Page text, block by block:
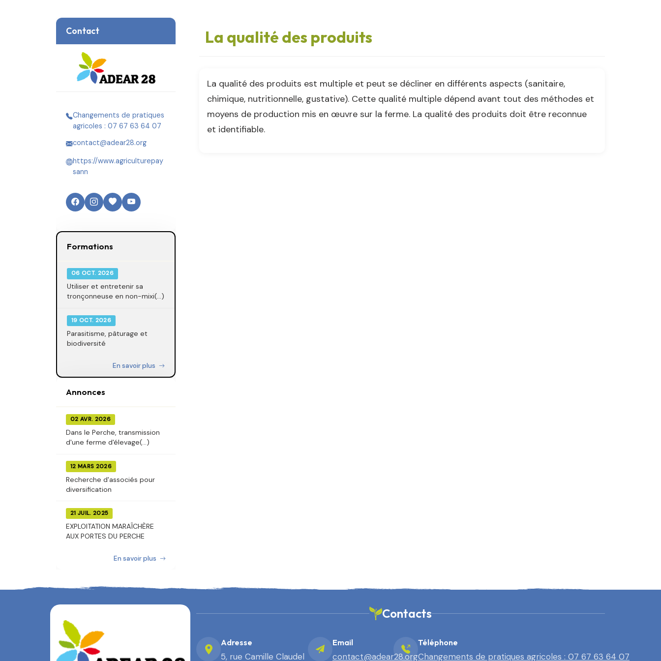
Contact
Changements de pratiques
agricoles : 07 67 63 64 07
contact@adear28.org
https://www.agriculturepay
sann
Formations
06 OCT. 2026
Utiliser et entretenir sa
tronçonneuse en non-mixi(...)
19 OCT. 2026
Parasitisme, pâturage et
biodiversité
En savoir plus
Annonces
02 AVR. 2026
Dans le Perche, transmission
d'une ferme d'élevage(...)
12 MARS 2026
Recherche d'associés pour
diversification
21 JUIL. 2025
EXPLOITATION MARAÎCHÈRE
AUX PORTES DU PERCHE
En savoir plus
La qualité des produits
La qualité des produits est multiple et peut se décliner en différents aspects (sanitaire,
chimique, nutritionnelle, gustative). Cette qualité multiple dépend avant tout des méthodes et
moyens de production mis en œuvre sur la ferme. La qualité des produits doit être reconnue
et identifiable.
Contacts
Adresse
5, rue Camille Claudel
Email
contact@adear28.org
Téléphone
Changements de pratiques agricoles : 07 67 63 64 07